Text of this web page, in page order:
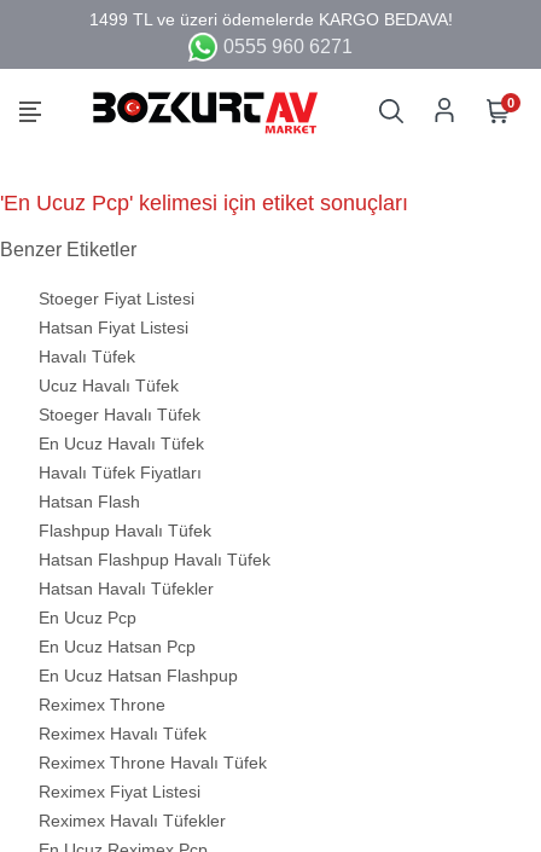
0555 960 6271
0
'En Ucuz Pcp' kelimesi için etiket sonuçları
Benzer Etiketler
Stoeger Fiyat Listesi
Hatsan Fiyat Listesi
Havalı Tüfek
Ucuz Havalı Tüfek
Stoeger Havalı Tüfek
En Ucuz Havalı Tüfek
Havalı Tüfek Fiyatları
Hatsan Flash
Flashpup Havalı Tüfek
Hatsan Flashpup Havalı Tüfek
Hatsan Havalı Tüfekler
En Ucuz Pcp
En Ucuz Hatsan Pcp
En Ucuz Hatsan Flashpup
Reximex Throne
Reximex Havalı Tüfek
Reximex Throne Havalı Tüfek
Reximex Fiyat Listesi
Reximex Havalı Tüfekler